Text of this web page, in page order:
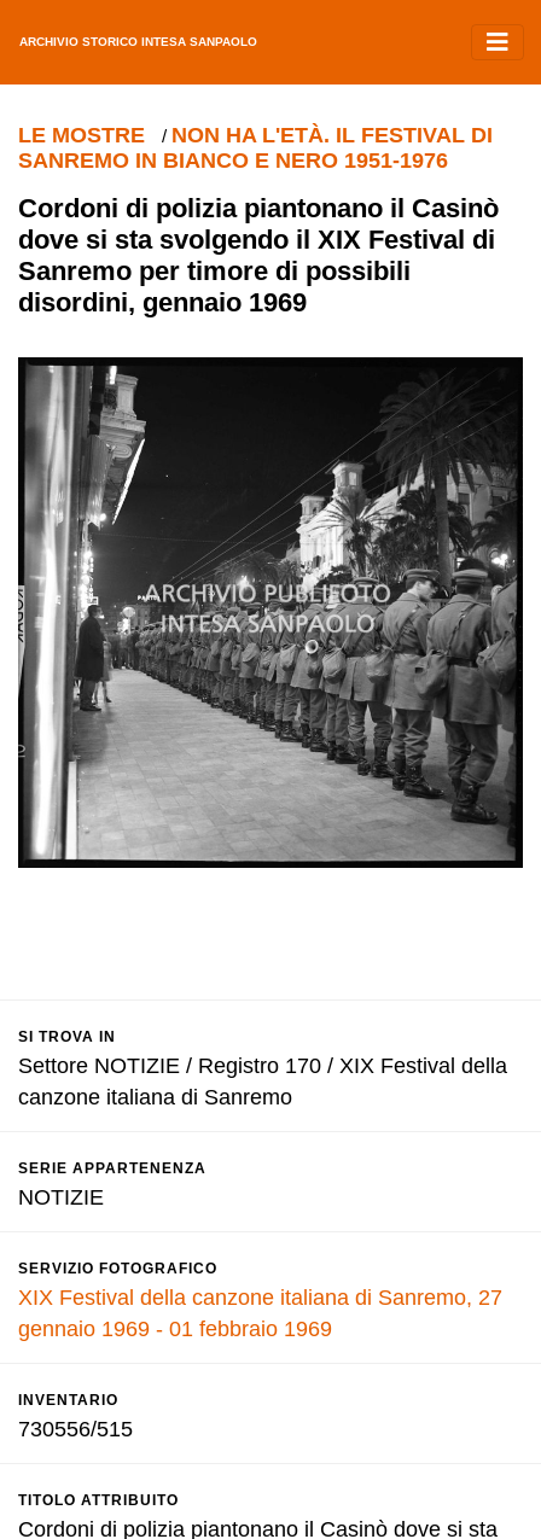
ARCHIVIO STORICO INTESA SANPAOLO
LE MOSTRE / NON HA L'ETÀ. IL FESTIVAL DI
SANREMO IN BIANCO E NERO 1951-1976
Cordoni di polizia piantonano il Casinò
dove si sta svolgendo il XIX Festival di
Sanremo per timore di possibili
disordini, gennaio 1969
SI TROVA IN
Settore NOTIZIE / Registro 170 / XIX Festival della
canzone italiana di Sanremo
SERIE APPARTENENZA
NOTIZIE
SERVIZIO FOTOGRAFICO
XIX Festival della canzone italiana di Sanremo, 27
gennaio 1969 - 01 febbraio 1969
INVENTARIO
730556/515
TITOLO ATTRIBUITO
Cordoni di polizia piantonano il Casinò dove si sta